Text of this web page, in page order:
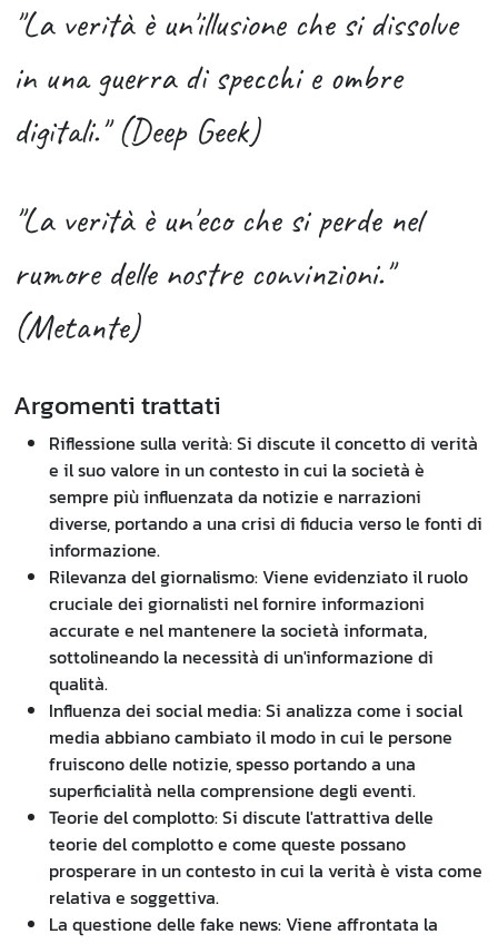
"La verità è un'illusione che si dissolve
in una guerra di specchi e ombre
digitali." (Deep Geek)
"La verità è un'eco che si perde nel
rumore delle nostre convinzioni."
(Metante)
Argomenti trattati
Riflessione sulla verità: Si discute il concetto di verità
e il suo valore in un contesto in cui la società è
sempre più influenzata da notizie e narrazioni
diverse, portando a una crisi di fiducia verso le fonti di
informazione.
Rilevanza del giornalismo: Viene evidenziato il ruolo
cruciale dei giornalisti nel fornire informazioni
accurate e nel mantenere la società informata,
sottolineando la necessità di un'informazione di
qualità.
Influenza dei social media: Si analizza come i social
media abbiano cambiato il modo in cui le persone
fruiscono delle notizie, spesso portando a una
superficialità nella comprensione degli eventi.
Teorie del complotto: Si discute l'attrattiva delle
teorie del complotto e come queste possano
prosperare in un contesto in cui la verità è vista come
relativa e soggettiva.
La questione delle fake news: Viene affrontata la